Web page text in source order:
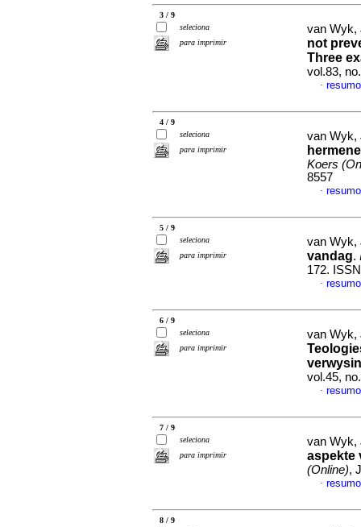
3 / 9
seleciona
para imprimir
van
not
Three
vol.83,
·
4 / 9
seleciona
para imprimir
van
Koers
8557
·
5 / 9
seleciona
para imprimir
van
vandag.
172.
·
6 / 9
seleciona
para imprimir
van
vol.45,
·
7 / 9
seleciona
para imprimir
van
aspekte
(Online),
·
8 / 9